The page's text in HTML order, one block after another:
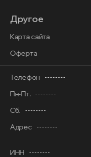
Другое
Карта сайта
Оферта
Телефон
Пн-Пт.
Сб.
Адрес
ИНН